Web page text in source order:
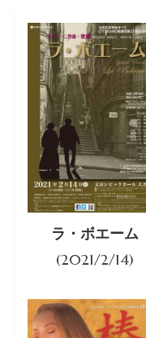
ラ・ボエーム
(2021/2/14)